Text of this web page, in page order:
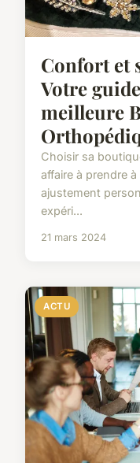
Confort et
Votre
meilleure
Choisir sa
affaire à prendre
ajustement
expéri...
21 mars 2024
ACTU